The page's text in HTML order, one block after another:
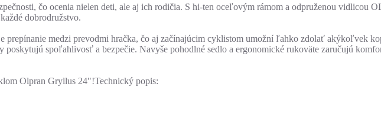
čo ocenia nielen deti, ale aj ich rodičia. S hi-ten oceľovým rámom a odpruženou vidlicou
dobrodružstvo.
medzi prevodmi hračka, čo aj začínajúcim cyklistom umožní ľahko zdolať akýkoľvek
spoľahlivosť a bezpečie. Navyše pohodlné sedlo a ergonomické rukoväte zaručujú
Olpran Gryllus 24"!Technický popis: